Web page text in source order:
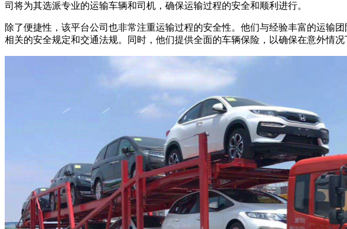
司将为其选派专业的运输车辆和司机，确保运输过程的安全和顺利进行。
除了便捷性，该平台公司也非常注重运输过程的安全性。他们与经验丰富的运输
相关的安全规定和交通法规。同时，他们提供全面的车辆保险，以确保在意外情况